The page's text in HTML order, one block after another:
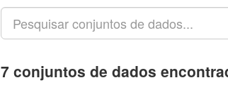
7 conjuntos de dados